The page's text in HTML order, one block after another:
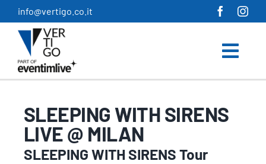
Salta
al
contenuto
info@vertigo.co.it
SLEEPING WITH SIRENS
LIVE @ MILAN
SLEEPING WITH SIRENS Tour